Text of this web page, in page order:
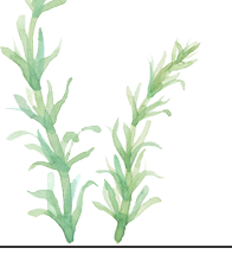
ページの先頭へ